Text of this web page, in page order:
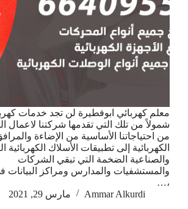
معلم كهربائي ابوفطيرة لن تجد خدمات
شمولاً من تلك التي تقدمها شركتنا لاعمال
من احتياجاتنا الأساسية من الإضاءة
الكهربائية إلى تطبيقات الأسلاك الكهربائية
والصناعية الضخمة التي تبقي الشركات
والمستشفيات والمدارس ومراكز البيانات
،…
Ammar Alkurdi
مارس 29, 2021